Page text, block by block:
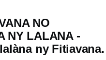
NO
NY LALANA -
ny Fitiavana.